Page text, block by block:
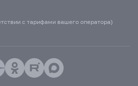
с тарифами вашего оператора)